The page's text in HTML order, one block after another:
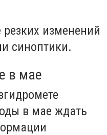
изменений
синоптики.
в мае
в мае ждать